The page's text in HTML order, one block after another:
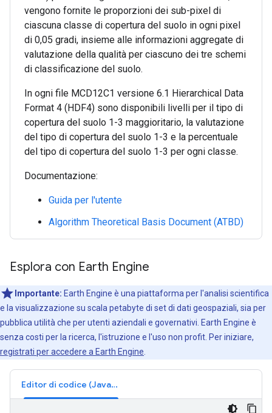
vengono fornite le proporzioni dei sub-pixel di
ciascuna classe di copertura del suolo in ogni pixel
di 0,05 gradi, insieme alle informazioni aggregate di
valutazione della qualità per ciascuno dei tre schemi
di classificazione del suolo.
In ogni file MCD12C1 versione 6.1 Hierarchical Data
Format 4 (HDF4) sono disponibili livelli per il tipo di
copertura del suolo 1-3 maggioritario, la valutazione
del tipo di copertura del suolo 1-3 e la percentuale
del tipo di copertura del suolo 1-3 per ogni classe.
Documentazione:
Guida per l'utente
Algorithm Theoretical Basis Document (ATBD)
Esplora con Earth Engine
Importante: Earth Engine è una piattaforma per l'analisi scientifica
e la visualizzazione su scala petabyte di set di dati geospaziali, sia per
pubblica utilità che per utenti aziendali e governativi. Earth Engine è
senza costi per la ricerca, l'istruzione e l'uso non profit. Per iniziare,
registrati per accedere a Earth Engine
Editor di codice (JavaScript)